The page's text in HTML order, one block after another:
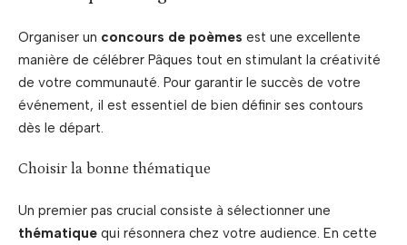
Organiser un concours de poèmes est une excellente
manière de célébrer Pâques tout en stimulant la créativité
de votre communauté. Pour garantir le succès de votre
événement, il est essentiel de bien définir ses contours
dès le départ.
Choisir la bonne thématique
Un premier pas crucial consiste à sélectionner une
thématique qui résonnera chez votre audience. En cette